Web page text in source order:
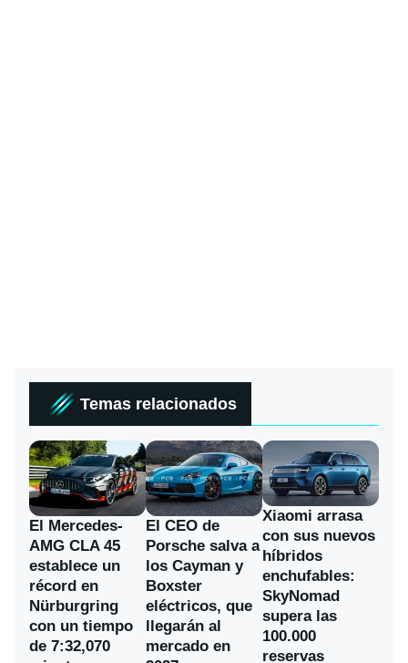
Temas relacionados
El Mercedes-
AMG CLA 45
establece un
récord en
Nürburgring
con un tiempo
de 7:32,070
El CEO de
Porsche salva a
los Cayman y
Boxster
eléctricos, que
llegarán al
mercado en
Xiaomi arrasa
con sus nuevos
híbridos
enchufables:
SkyNomad
supera las
100.000
reservas